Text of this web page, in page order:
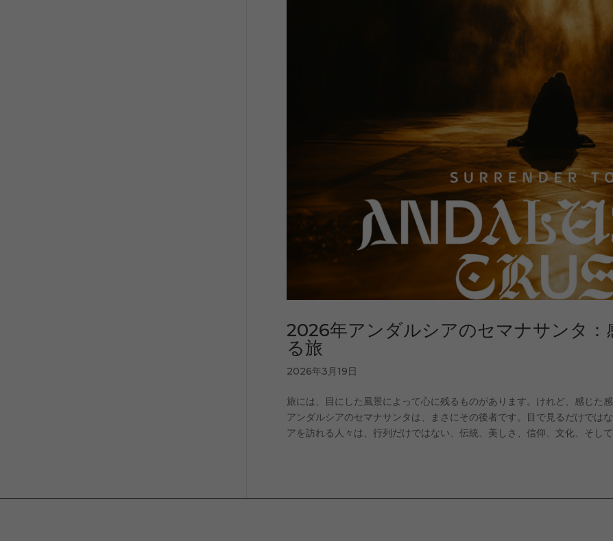
2026年アンダルシアのセマナサンタ：
る旅
2026年3月19日
旅には、目にした風景によって心に残るものがあります。けれど、感じた
アンダルシアのセマナサンタは、まさにその後者です。目で見るだけでは
アを訪れる人々は、行列だけではない、伝統、美しさ、信仰、文化、そし